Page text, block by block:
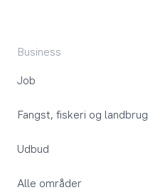
Business
Job
Fangst, fiskeri og landbrug
Udbud
Alle områder